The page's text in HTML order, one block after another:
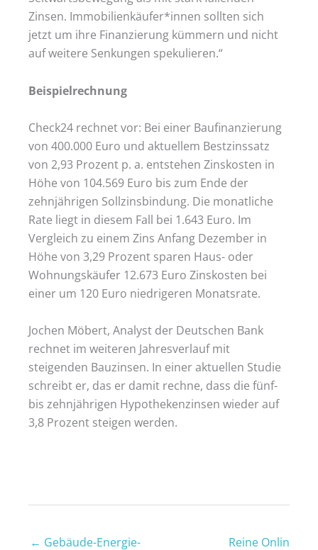
Zinsen. Immobilienkäufer*innen sollten sich
jetzt um ihre Finanzierung kümmern und nicht
auf weitere Senkungen spekulieren.“
Beispielrechnung
Check24 rechnet vor: Bei einer Baufinanzierung
von 400.000 Euro und aktuellem Bestzinssatz
von 2,93 Prozent p. a. entstehen Zinskosten in
Höhe von 104.569 Euro bis zum Ende der
zehnjährigen Sollzinsbindung. Die monatliche
Rate liegt in diesem Fall bei 1.643 Euro. Im
Vergleich zu einem Zins Anfang Dezember in
Höhe von 3,29 Prozent sparen Haus- oder
Wohnungskäufer 12.673 Euro Zinskosten bei
einer um 120 Euro niedrigeren Monatsrate.
Jochen Möbert, Analyst der Deutschen Bank
rechnet im weiteren Jahresverlauf mit
steigenden Bauzinsen. In einer aktuellen Studie
schreibt er, das er damit rechne, dass die fünf-
bis zehnjährigen Hypothekenzinsen wieder auf
3,8 Prozent steigen werden.
← Gebäude-Energie-
Reine Online-